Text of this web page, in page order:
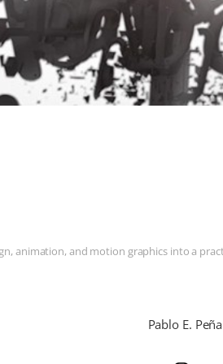
animation, and motion graphics into a
Pablo E.